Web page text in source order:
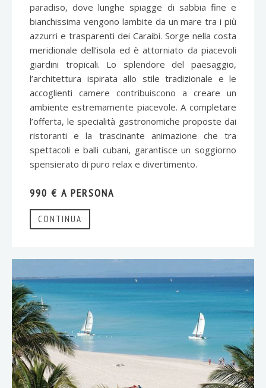
paradiso, dove lunghe spiagge di sabbia fine e
bianchissima vengono lambite da un mare tra i più
azzurri e trasparenti dei Caraibi. Sorge nella costa
meridionale dell’isola ed è attorniato da piacevoli
giardini tropicali. Lo splendore del paesaggio,
l’architettura ispirata allo stile tradizionale e le
accoglienti camere contribuiscono a creare un
ambiente estremamente piacevole. A completare
l’offerta, le specialità gastronomiche proposte dai
ristoranti e la trascinante animazione che tra
spettacoli e balli cubani, garantisce un soggiorno
spensierato di puro relax e divertimento.
990 € A PERSONA
CONTINUA